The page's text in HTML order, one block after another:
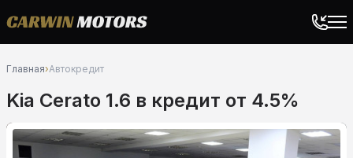
Главная›Автокредит
Kia Cerato 1.6 в кредит от 4.5%